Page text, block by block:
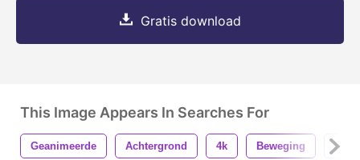
Gratis download
This Image Appears In Searches For
Geanimeerde Achtergrond 4k Beweging